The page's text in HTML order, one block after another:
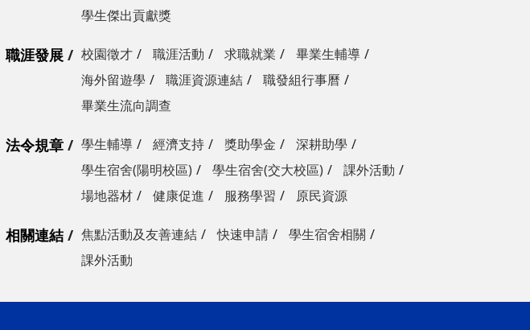
學生傑出貢獻獎
職涯發展 校園徵才 職涯活動 求職就業
畢業生輔導
海外留遊學
職涯資源連結
職發組行事曆
畢業生流向調查
法令規章 學生輔導 經濟支持 獎助學金
深耕助學
學生宿舍(陽明校區)
學生宿舍(交大校區)
課外活動
場地器材
健康促進 服務學習 原民資源
相關連結 焦點活動及友善連結 快速申請
學生宿舍相關
課外活動